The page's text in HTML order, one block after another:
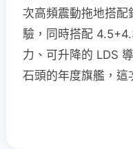
次高頻震動拖地搭配
驗，同時搭配
力、可升降的 LDS
石頭的年度旗艦，這